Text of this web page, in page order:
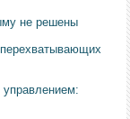
не решены
перехватывающих